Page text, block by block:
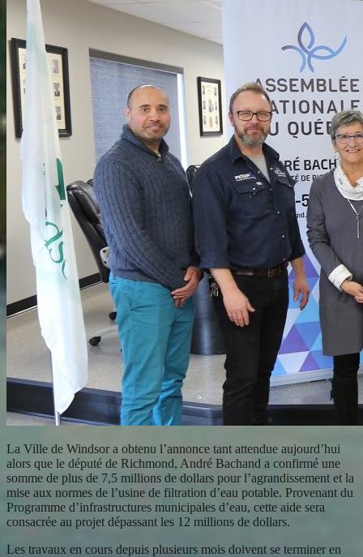
La Ville de Windsor a obtenu l’annonce tant attendue aujourd’hui
alors que le député de Richmond, André Bachand a confirmé une
somme de plus de 7,5 millions de dollars pour l’agrandissement et la
mise aux normes de l’usine de filtration d’eau potable. Provenant du
Programme d’infrastructures municipales d’eau, cette aide sera
consacrée au projet dépassant les 12 millions de dollars.
Les travaux en cours depuis plusieurs mois doivent se terminer en